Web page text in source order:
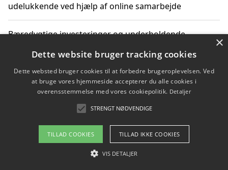
udelukkende ved hjælp af online samarbejde
Bæredygtige investeringer og underholdende
Sådan kan online møder for virksomheder fremme
grønne investeringer
Copyright 2026 - Pilanto Aps
Om / kontakt
×
Dette website bruger tracking cookies
Dette websted bruger cookies til at forbedre brugeroplevelsen. Ved
at bruge vores hjemmeside accepterer du alle cookies i
overensstemmelse med vores cookiepolitik. Detaljer
STRENGT NØDVENDIGE
TILLAD COOKIES TILLAD IKKE COOKIES
VIS DETALJER